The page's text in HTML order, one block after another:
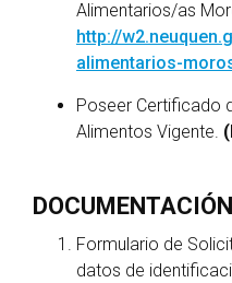
Alimentarios/as
http://
alimentarios-
Poseer Certificado
Alimentos Vigente.
Formulario de
datos de